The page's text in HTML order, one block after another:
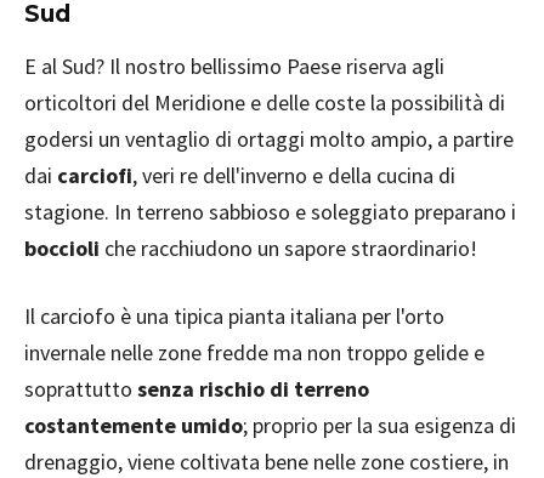
Sud
E al Sud? Il nostro bellissimo Paese riserva agli
orticoltori del Meridione e delle coste la possibilità di
godersi un ventaglio di ortaggi molto ampio, a partire
dai carciofi, veri re dell'inverno e della cucina di
stagione. In terreno sabbioso e soleggiato preparano i
boccioli che racchiudono un sapore straordinario!
Il carciofo è una tipica pianta italiana per l'orto
invernale nelle zone fredde ma non troppo gelide e
soprattutto senza rischio di terreno
costantemente umido; proprio per la sua esigenza di
drenaggio, viene coltivata bene nelle zone costiere, in